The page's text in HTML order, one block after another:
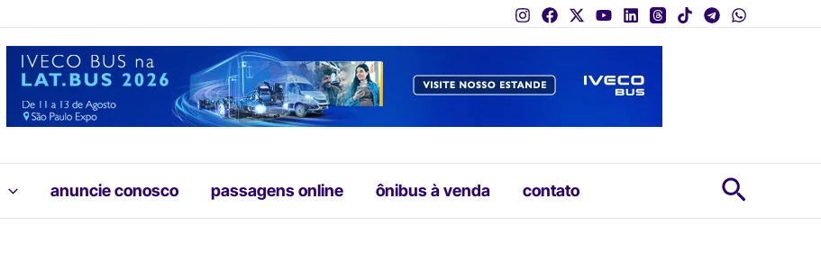
anuncie conosco passagens online ônibus à venda contato